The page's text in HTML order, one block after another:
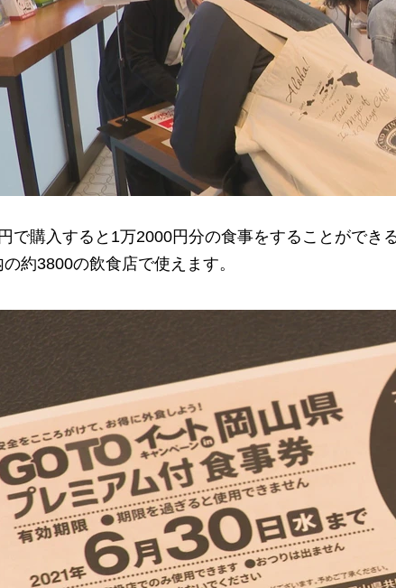
で購入すると1万2000円分の食事をすることができ
約3800の飲食店で使えます。